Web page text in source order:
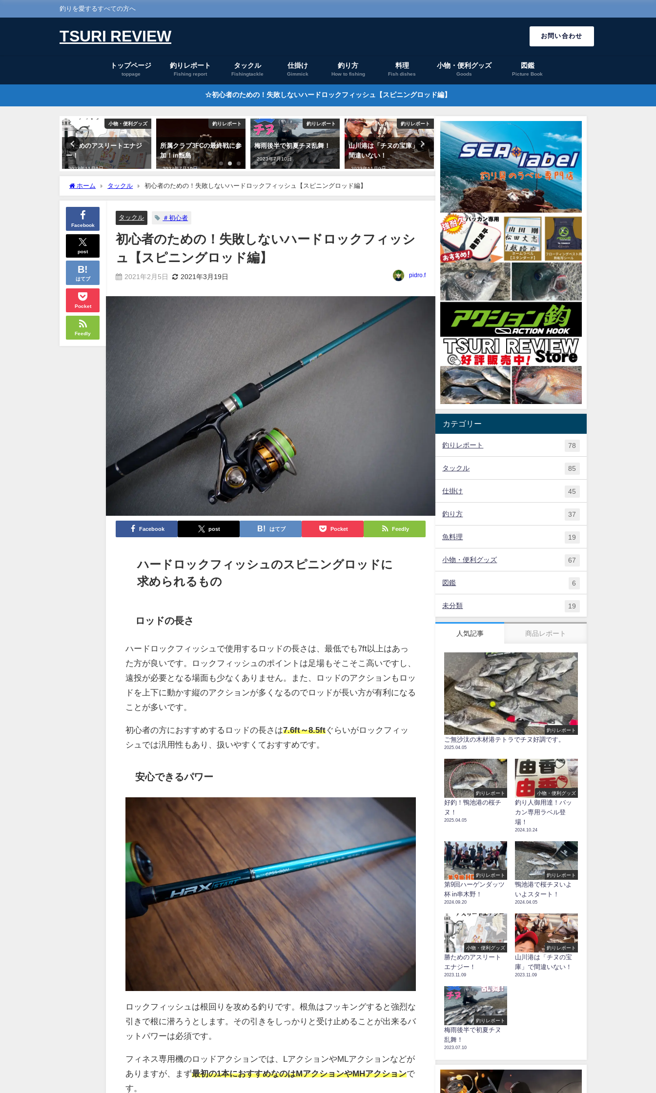
釣りを愛するすべての方へ
TSURI REVIEW お問い合わせ
トップページ
toppage
釣りレポート
Fishing report
タックル
Fishingtackle
仕掛け
Gimmick
釣り方
How to fishing
料理
Fish dishes
小物・便利グッズ
Goods
図鑑
Picture Book
☆初心者のための！失敗しないハードロックフィッシュ【スピニングロッド編】
小物・便利グッズ
勝ためのアスリートエナジ
ー！
2023年11月9日
釣りレポート
所属クラブ3FCの最終戦に参
加！in甑島
2023年7月10日
釣りレポート
梅雨後半で初夏チヌ乱舞！
2023年7月10日
釣りレポート
山川港は「チヌの宝庫」で
間違いない！
2023年11月9日
釣りレポート
鹿児島木材港で・黄金のチ
ヌが降臨！
2021年10月30日
第9回ハーゲンダッツ杯 in串
木野！
2024年9月20日
ホーム タックル 初心者のための！失敗しないハードロックフィッシュ【スピニングロッド編】
Facebook
post
はてブ
Pocket
Feedly
タックル ＃初心者
初心者のための！失敗しないハードロックフィッシ
ュ【スピニングロッド編】
2021年2月5日 2021年3月19日 pidro.f
Facebook post はてブ Pocket Feedly
ハードロックフィッシュのスピニングロッドに
求められるもの
ロッドの長さ
ハードロックフィッシュで使用するロッドの長さは、最低でも7ft以上はあっ
た方が良いです。ロックフィッシュのポイントは足場もそこそこ高いですし、
遠投が必要となる場面も少なくありません。また、ロッドのアクションもロッ
ドを上下に動かす縦のアクションが多くなるのでロッドが長い方が有利になる
ことが多いです。
初心者の方におすすめするロッドの長さは7.6ft～8.5ft ぐらいがロックフィッ
シュでは汎用性もあり、扱いやすくておすすめです。
安心できるパワー
ロックフィッシュは根回りを攻める釣りです。根魚はフッキングすると強烈な
引きで根に潜ろうとします。その引きをしっかりと受け止めることが出来るバ
ットパワーは必須です。
フィネス専用機のロッドアクションでは、LアクションやMLアクションなどが
ありますが、まず最初の1本におすすめなのはMアクションやMHアクションで
す。
カテゴリー
釣りレポート 78
タックル 85
仕掛け 45
釣り方 37
魚料理 19
小物・便利グッズ 67
図鑑 6
未分類 19
人気記事 商品レポート
釣りレポート
ご無沙汰の木材港テトラでチヌ好調です。
2025.04.05
釣りレポート
好釣！鴨池港の桜チ
ヌ！
2025.04.05
小物・便利グッズ
釣り人御用達！バッ
カン専用ラベル登
場！
2024.10.24
釣りレポート
第9回ハーゲンダッツ
杯 in串木野！
2024.09.20
釣りレポート
鴨池港で桜チヌいよ
いよスタート！
2024.04.05
小物・便利グッズ
勝ためのアスリート
エナジー！
2023.11.09
釣りレポート
山川港は「チヌの宝
庫」で間違いない！
2023.11.09
釣りレポート
梅雨後半で初夏チヌ
乱舞！
2023.07.10